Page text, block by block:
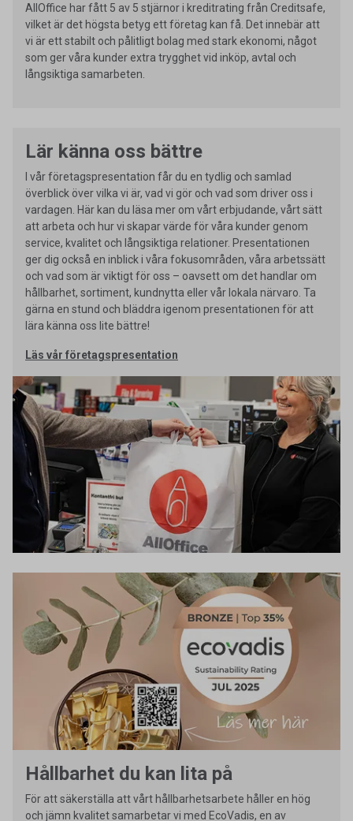
AllOffice har fått 5 av 5 stjärnor i kreditrating från Creditsafe,
vilket är det högsta betyg ett företag kan få. Det innebär att
vi är ett stabilt och pålitligt bolag med stark ekonomi, något
som ger våra kunder extra trygghet vid inköp, avtal och
långsiktiga samarbeten.
Lär känna oss bättre
I vår företagspresentation får du en tydlig och samlad
överblick över vilka vi är, vad vi gör och vad som driver oss i
vardagen. Här kan du läsa mer om vårt erbjudande, vårt sätt
att arbeta och hur vi skapar värde för våra kunder genom
service, kvalitet och långsiktiga relationer. Presentationen
ger dig också en inblick i våra fokusområden, våra arbetssätt
och vad som är viktigt för oss – oavsett om det handlar om
hållbarhet, sortiment, kundnytta eller vår lokala närvaro. Ta
gärna en stund och bläddra igenom presentationen för att
lära känna oss lite bättre!
Läs vår företagspresentation
Hållbarhet du kan lita på
För att säkerställa att vårt hållbarhetsarbete håller en hög
och jämn kvalitet samarbetar vi med EcoVadis, en av